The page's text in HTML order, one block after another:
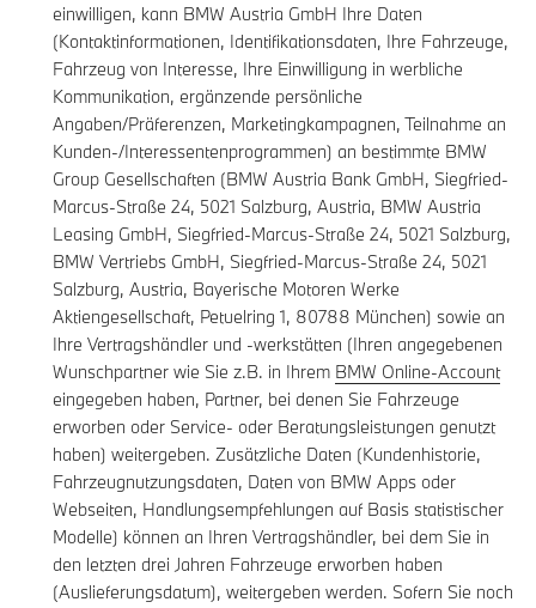
einwilligen, kann BMW Austria GmbH Ihre Daten
(Kontaktinformationen, Identifikationsdaten, Ihre Fahrzeuge,
Fahrzeug von Interesse, Ihre Einwilligung in werbliche
Kommunikation, ergänzende persönliche
Angaben/Präferenzen, Marketingkampagnen, Teilnahme an
Kunden-/Interessentenprogrammen) an bestimmte BMW
Group Gesellschaften (BMW Austria Bank GmbH, Siegfried-
Marcus-Straße 24, 5021 Salzburg, Austria, BMW Austria
Leasing GmbH, Siegfried-Marcus-Straße 24, 5021 Salzburg,
BMW Vertriebs GmbH, Siegfried-Marcus-Straße 24, 5021
Salzburg, Austria, Bayerische Motoren Werke
Aktiengesellschaft, Petuelring 1, 80788 München) sowie an
Ihre Vertragshändler und -werkstätten (Ihren angegebenen
Wunschpartner wie Sie z.B. in Ihrem BMW Online-Account
eingegeben haben, Partner, bei denen Sie Fahrzeuge
erworben oder Service- oder Beratungsleistungen genutzt
haben) weitergeben. Zusätzliche Daten (Kundenhistorie,
Fahrzeugnutzungsdaten, Daten von BMW Apps oder
Webseiten, Handlungsempfehlungen auf Basis statistischer
Modelle) können an Ihren Vertragshändler, bei dem Sie in
den letzten drei Jahren Fahrzeuge erworben haben
(Auslieferungsdatum), weitergeben werden. Sofern Sie noch